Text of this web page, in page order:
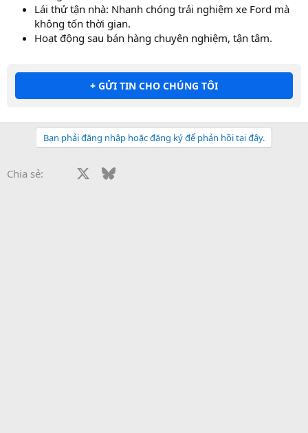
Lái thử tận nhà: Nhanh chóng trải nghiệm xe Ford mà
không tốn thời gian.
Hoạt động sau bán hàng chuyên nghiệm, tận tâm.
+ GỬI TIN CHO CHÚNG TÔI
Bạn phải đăng nhập hoặc đăng ký để phản hồi tại đây.
Chia sẻ: Facebook Bluesky